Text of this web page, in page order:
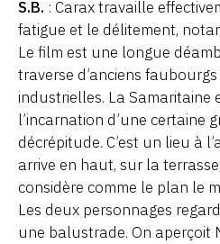
S.B. : Carax travaille
fatigue et le délitement,
Le film est une longue
traverse d’anciens
industrielles. La Samaritaine
l’incarnation d’une certaine
décrépitude. C’est un lieu à
arrive en haut, sur la
considère comme le plan le
Les deux personnages
une balustrade. On aperçoit